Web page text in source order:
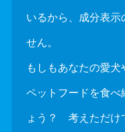
いるから、成分表示
せん。
もしもあなたの愛
ペットフードを食べ
ょう？ 考えただけ